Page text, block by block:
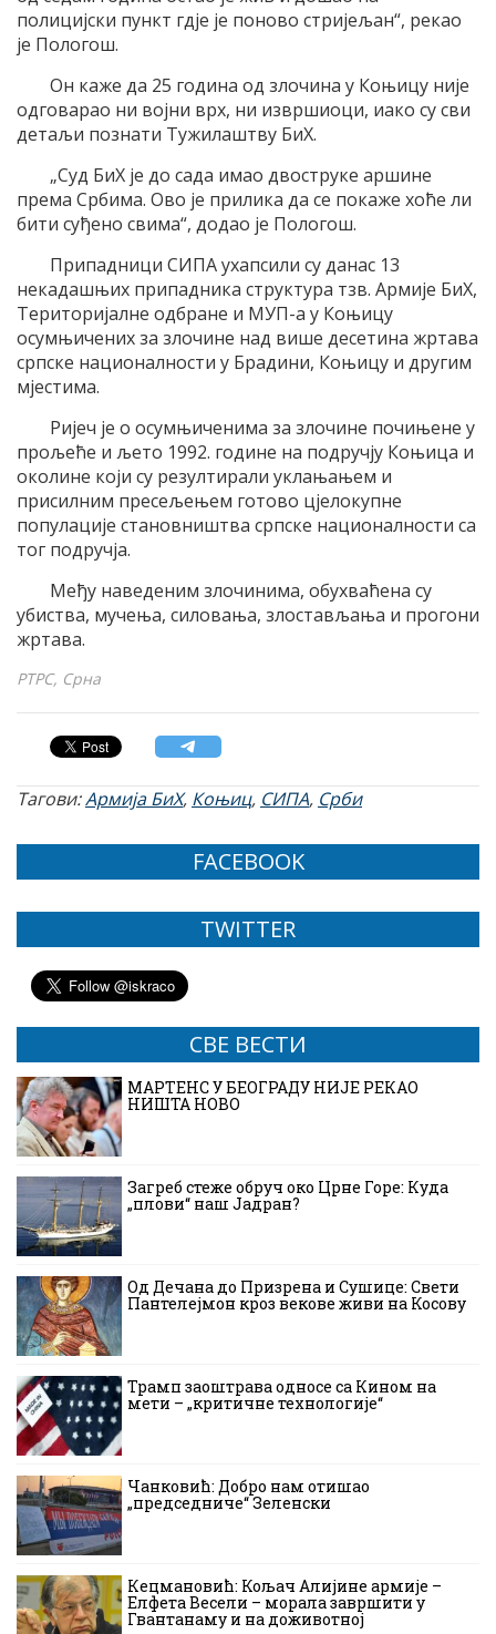
полицијски пункт гдје је поново стријељан“, рекао
је Пологош.
Он каже да 25 година од злочина у Коњицу није
одговарао ни војни врх, ни извршиоци, иако су сви
детаљи познати Тужилаштву БиХ.
„Суд БиХ је до сада имао двоструке аршине
према Србима. Ово је прилика да се покаже хоће ли
бити суђено свима“, додао је Пологош.
Припадници СИПА ухапсили су данас 13
некадашњих припадника структура тзв. Армије БиХ,
Територијалне одбране и МУП-а у Коњицу
осумњичених за злочине над више десетина жртава
српске националности у Брадини, Коњицу и другим
мјестима.
Ријеч је о осумњиченима за злочине почињене у
прољеће и љето 1992. године на подручју Коњица и
околине који су резултирали уклањањем и
присилним пресељењем готово цјелокупне
популације становништва српске националности са
тог подручја.
Међу наведеним злочинима, обухваћена су
убиства, мучења, силовања, злостављања и прогони
жртава.
РТРС, Срна
Тагови:Армија БиХ, Коњиц, СИПА, Срби
FACEBOOK
TWITTER
СВЕ ВЕСТИ
МАРТЕНС У БЕОГРАДУ НИЈЕ РЕКАО
НИШТА НОВО
Загреб стеже обруч око Црне Горе: Куда
„плови“ наш Јадран?
Од Дечана до Призрена и Сушице: Свети
Пантелејмон кроз векове живи на Косову
Трамп заоштрава односе са Кином на
мети – „критичне технологије“
Чанковић: Добро нам отишао
„председниче“ Зеленски
Кецмановић: Кољач Алијине армије –
Елфета Весели – морала завршити у
Гвантанаму и на доживотној